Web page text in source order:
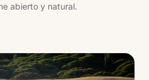
abierto y natural.